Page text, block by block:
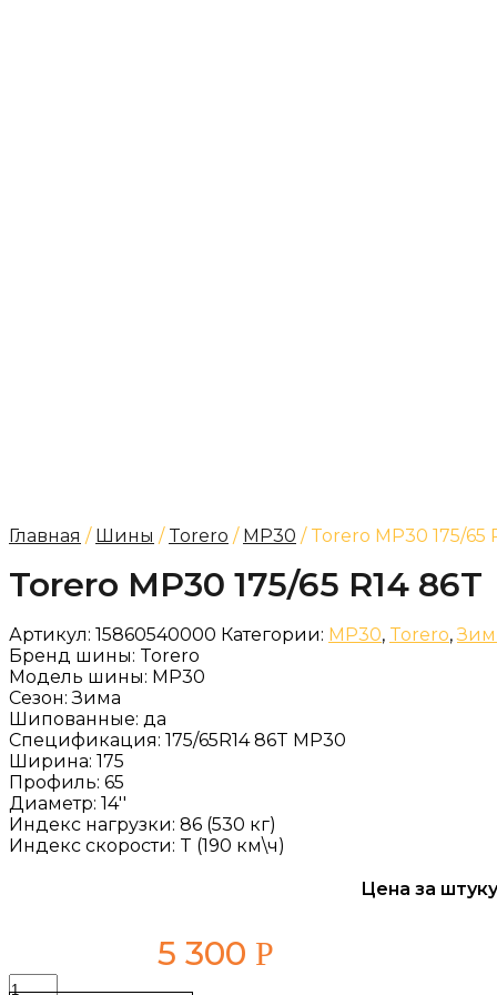
Главная / Шины / Torero / MP30 / Torero MP30 175/65
Torero MP30 175/65 R14 86T
Артикул: 15860540000 Категории: MP30, Torero,
Бренд шины: Torero
Модель шины: MP30
Сезон:Зима
Шипованные: да
Спецификация: 175/65R14 86T MP30
Ширина: 175
Профиль: 65
Диаметр: 14''
Индекс нагрузки: 86 (530 кг)
Индекс скорости: T (190 км\ч)
Цена за
5 300 Р
Количество